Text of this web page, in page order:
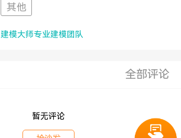
其他
建模大师专业建模团队
全部评论
暂无评论